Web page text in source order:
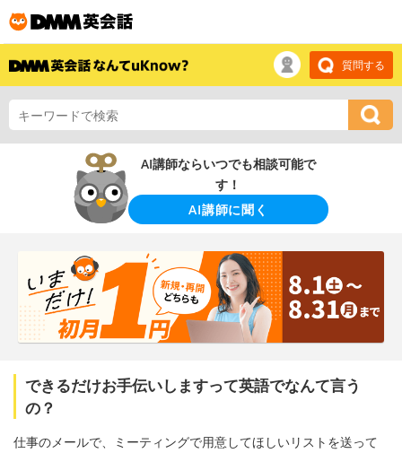
質問する
AI講師ならいつでも相談可能で
す！
AI講師に聞く
できるだけお手伝いしますって英語でなんて言う
の？
仕事のメールで、ミーティングで用意してほしいリストを送って